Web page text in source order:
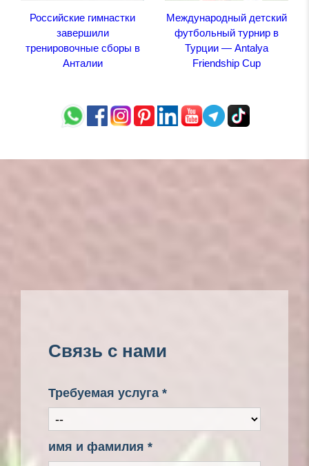
Российские гимнастки
завершили
тренировочные сборы в
Анталии
Международный детский
футбольный турнир в
Турции — Antalya
Friendship Cup
Связь с нами
Требуемая услуга *
имя и фамилия *